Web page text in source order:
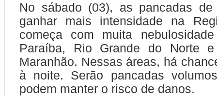
No sábado (03), as pancadas
ganhar mais intensidade na
começa com muita
Paraíba, Rio Grande do Norte
Maranhão. Nessas áreas, há
à noite. Serão pancadas
podem manter o risco de danos.